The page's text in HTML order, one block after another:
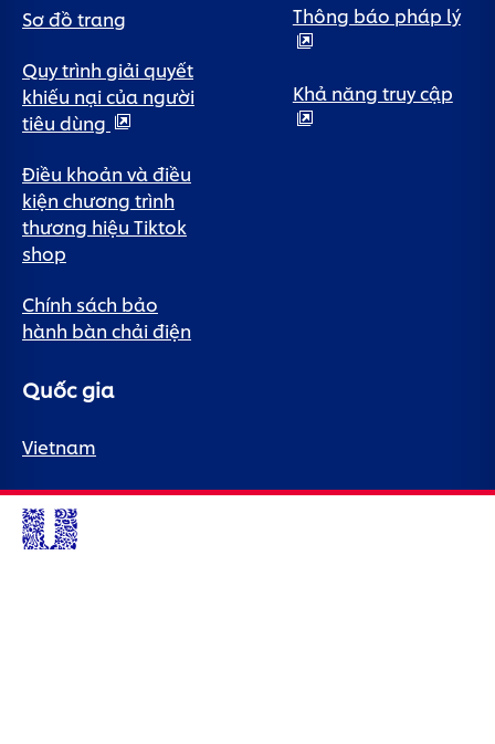
Sơ đồ trang
Quy trình giải quyết
khiếu nại của người
tiêu dùng
Điều khoản và điều
kiện chương trình
thương hiệu Tiktok
shop
Chính sách bảo
hành bàn chải điện
Thông báo pháp lý
Khả năng truy cập
Quốc gia
Vietnam